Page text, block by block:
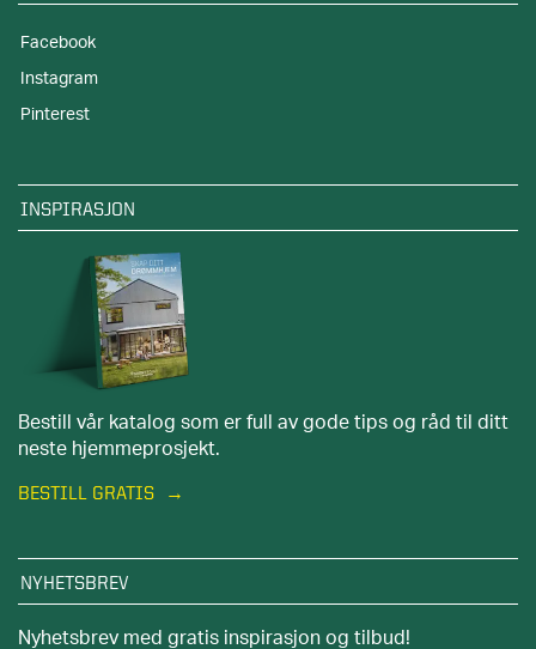
Facebook
Instagram
Pinterest
INSPIRASJON
Bestill vår katalog som er full av gode tips og råd til ditt
neste hjemmeprosjekt.
BESTILL GRATIS
NYHETSBREV
Nyhetsbrev med gratis inspirasjon og tilbud!